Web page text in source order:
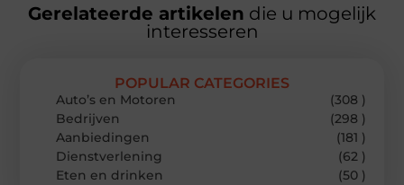
Gerelateerde artikelen die u mogelijk
interesseren
POPULAR CATEGORIES
Auto’s en Motoren
(308 )
Bedrijven
(298 )
Aanbiedingen
(181 )
Dienstverlening
(62 )
Eten en drinken
(50 )